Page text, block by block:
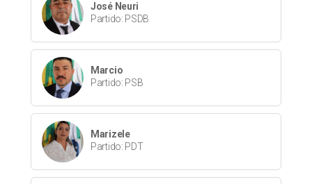
José Neuri
Partido: PSDB
Marcio
Partido: PSB
Marizele
Partido: PDT